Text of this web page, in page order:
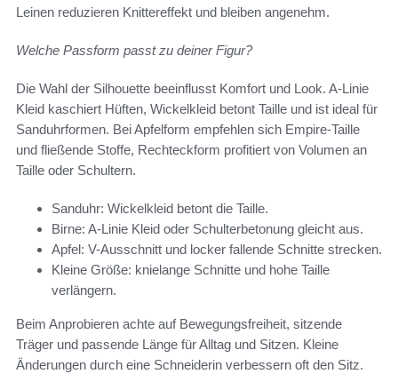
Leinen reduzieren Knittereffekt und bleiben angenehm.
Welche Passform passt zu deiner Figur?
Die Wahl der Silhouette beeinflusst Komfort und Look. A-Linie
Kleid kaschiert Hüften, Wickelkleid betont Taille und ist ideal für
Sanduhrformen. Bei Apfelform empfehlen sich Empire-Taille
und fließende Stoffe, Rechteckform profitiert von Volumen an
Taille oder Schultern.
Sanduhr: Wickelkleid betont die Taille.
Birne: A-Linie Kleid oder Schulterbetonung gleicht aus.
Apfel: V-Ausschnitt und locker fallende Schnitte strecken.
Kleine Größe: knielange Schnitte und hohe Taille
verlängern.
Beim Anprobieren achte auf Bewegungsfreiheit, sitzende
Träger und passende Länge für Alltag und Sitzen. Kleine
Änderungen durch eine Schneiderin verbessern oft den Sitz.